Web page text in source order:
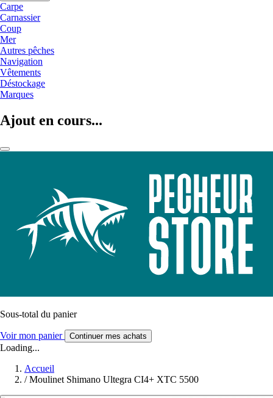
Carpe
Carnassier
Coup
Mer
Autres pêches
Navigation
Vêtements
Déstockage
Marques
Ajout en cours...
Sous-total du panier
Voir mon panier Continuer mes achats
Loading...
Accueil
/ Moulinet Shimano Ultegra CI4+ XTC 5500